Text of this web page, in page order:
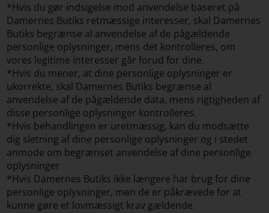
*Hvis du gør indsigelse mod anvendelse baseret på
Damernes Butiks retmæssige interesser, skal Damernes
Butiks begrænse al anvendelse af de pågældende
personlige oplysninger, mens det kontrolleres, om
vores legitime interesser går forud for dine.
*Hvis du mener, at dine personlige oplysninger er
ukorrekte, skal Damernes Butiks begrænse al
anvendelse af de pågældende data, mens rigtigheden af
disse personlige oplysninger kontrolleres.
*Hvis behandlingen er uretmæssig, kan du modsætte
dig sletning af dine personlige oplysninger og i stedet
anmode om begrænset anvendelse af dine personlige
oplysninger
*Hvis Damernes Butiks ikke længere har brug for dine
personlige oplysninger, men de er påkrævede for at
kunne gøre et lovmæssigt krav gældende.